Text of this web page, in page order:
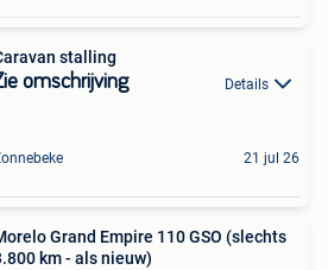
stalling
omschrijving Details
21 jul 26
Grand Empire 110 GSO (slechts
km - als nieuw)